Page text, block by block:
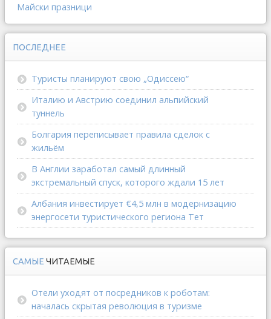
Майски празници
ПОСЛЕДНЕЕ
Туристы планируют свою „Одиссею“
Италию и Австрию соединил альпийский
туннель
Болгария переписывает правила сделок с
жильём
В Англии заработал самый длинный
экстремальный спуск, которого ждали 15 лет
Албания инвестирует €4,5 млн в модернизацию
энергосети туристического региона Тет
САМЫЕ ЧИТАЕМЫЕ
Отели уходят от посредников к роботам:
началась скрытая революция в туризме